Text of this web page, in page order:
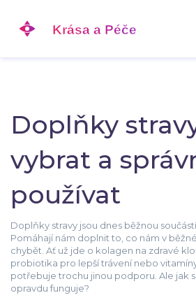
Doplňky
vybrat a
používat
Doplňky stravy jsou dnes běžnou
Pomáhají nám doplnit to, co nám v
chybět. Ať už jde o kolagen na zdravé
probiotika pro lepší trávení nebo
potřebuje trochu jinou podporu. Ale jak
opravdu funguje?